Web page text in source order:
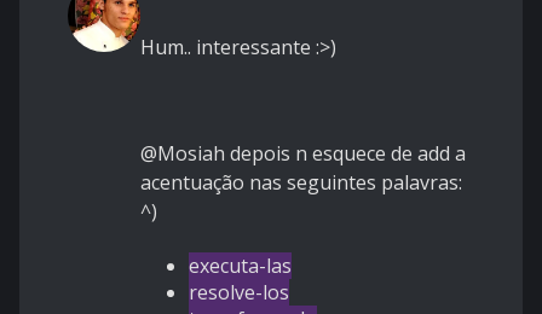
Hum.. interessante :>)
@Mosiah depois n esquece de add a
acentuação nas seguintes palavras:
^)
executa-las
resolve-los